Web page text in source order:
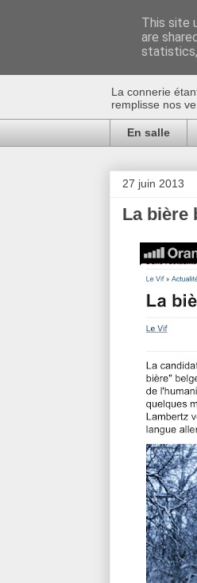
Au
La connerie
remplisse nos
En salle
27 juin 2013
La bière
This site
are